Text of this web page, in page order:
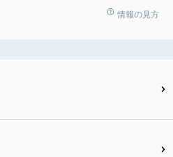
情報の見方